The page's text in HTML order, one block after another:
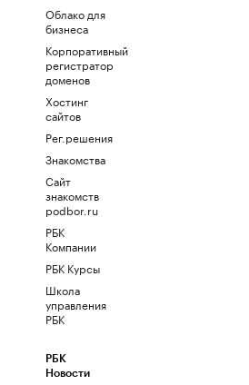
Облако для
бизнеса
Корпоративный
регистратор
доменов
Хостинг
сайтов
Рег.решения
Знакомства
Сайт
знакомств
podbor.ru
РБК
Компании
РБК Курсы
Школа
управления
РБК
РБК
Новости